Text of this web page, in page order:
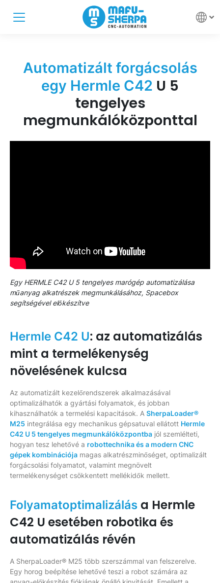
Automatizált forgácsolás
egy Hermle C42 U 5
tengelyes
megmunkálóközponttal
Egy HERMLE C42 U 5 tengelyes marógép automatizálása
műanyag alkatrészek megmunkálásához, Spacebox
segítségével előkészítve
Hermle C42 U: az automatizálás
mint a termelékenység
növelésének kulcsa
Az automatizált kezelőrendszerek alkalmazásával
optimalizálhatók a gyártási folyamatok, és jobban
kihasználhatók a termelési kapacitások. A SherpaLoader®
M25 integrálása egy mechanikus gépsatuval ellátott Hermle
C42 U 5 tengelyes megmunkálóközpontba jól szemlélteti,
hogyan tesz lehetővé a robottechnika és a modern CNC
gépek kombinációja magas alkatrészminőséget, optimalizált
forgácsolási folyamatot, valamint megnövelt
termelékenységet csökkentett mellékidők mellett.
Folyamatoptimalizálás a Hermle
C42 U esetében robotika és
automatizálás révén
A SherpaLoader® M25 több szerszámmal van felszerelve.
Egy horog beépítése lehetővé teszi a robot számára az